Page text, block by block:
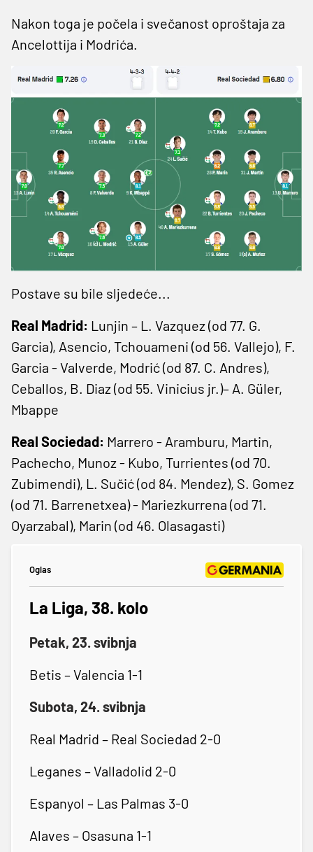
Nakon toga je počela i svečanost oproštaja za
Ancelottija i Modrića.
Postave su bile sljedeće...
Real Madrid: Lunjin – L. Vazquez (od 77. G.
Garcia), Asencio, Tchouameni (od 56. Vallejo), F.
Garcia - Valverde, Modrić (od 87. C. Andres),
Ceballos, B. Diaz (od 55. Vinicius jr.)– A. Güler,
Mbappe
Real Sociedad: Marrero - Aramburu, Martin,
Pachecho, Munoz - Kubo, Turrientes (od 70.
Zubimendi), L. Sučić (od 84. Mendez), S. Gomez
(od 71. Barrenetxea) - Mariezkurrena (od 71.
Oyarzabal), Marin (od 46. Olasagasti)
Oglas
La Liga, 38. kolo
Petak, 23. svibnja
Betis – Valencia 1-1
Subota, 24. svibnja
Real Madrid – Real Sociedad 2-0
Leganes – Valladolid 2-0
Espanyol – Las Palmas 3-0
Alaves – Osasuna 1-1